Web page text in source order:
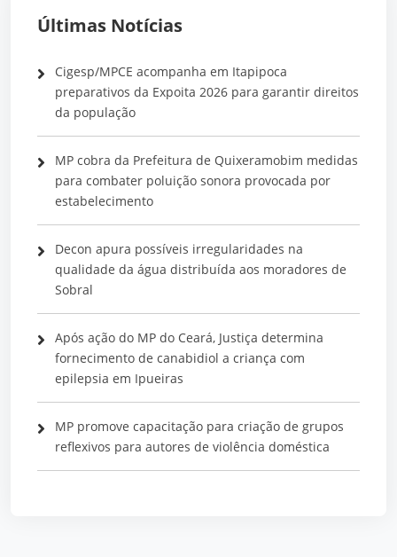
Últimas Notícias
Cigesp/MPCE acompanha em Itapipoca
preparativos da Expoita 2026 para garantir direitos
da população
MP cobra da Prefeitura de Quixeramobim medidas
para combater poluição sonora provocada por
estabelecimento
Decon apura possíveis irregularidades na
qualidade da água distribuída aos moradores de
Sobral
Após ação do MP do Ceará, Justiça determina
fornecimento de canabidiol a criança com
epilepsia em Ipueiras
MP promove capacitação para criação de grupos
reflexivos para autores de violência doméstica